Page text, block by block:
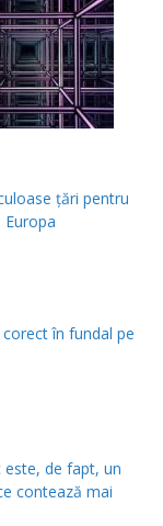
țări pentru
în fundal pe
este, de fapt, un
contează mai